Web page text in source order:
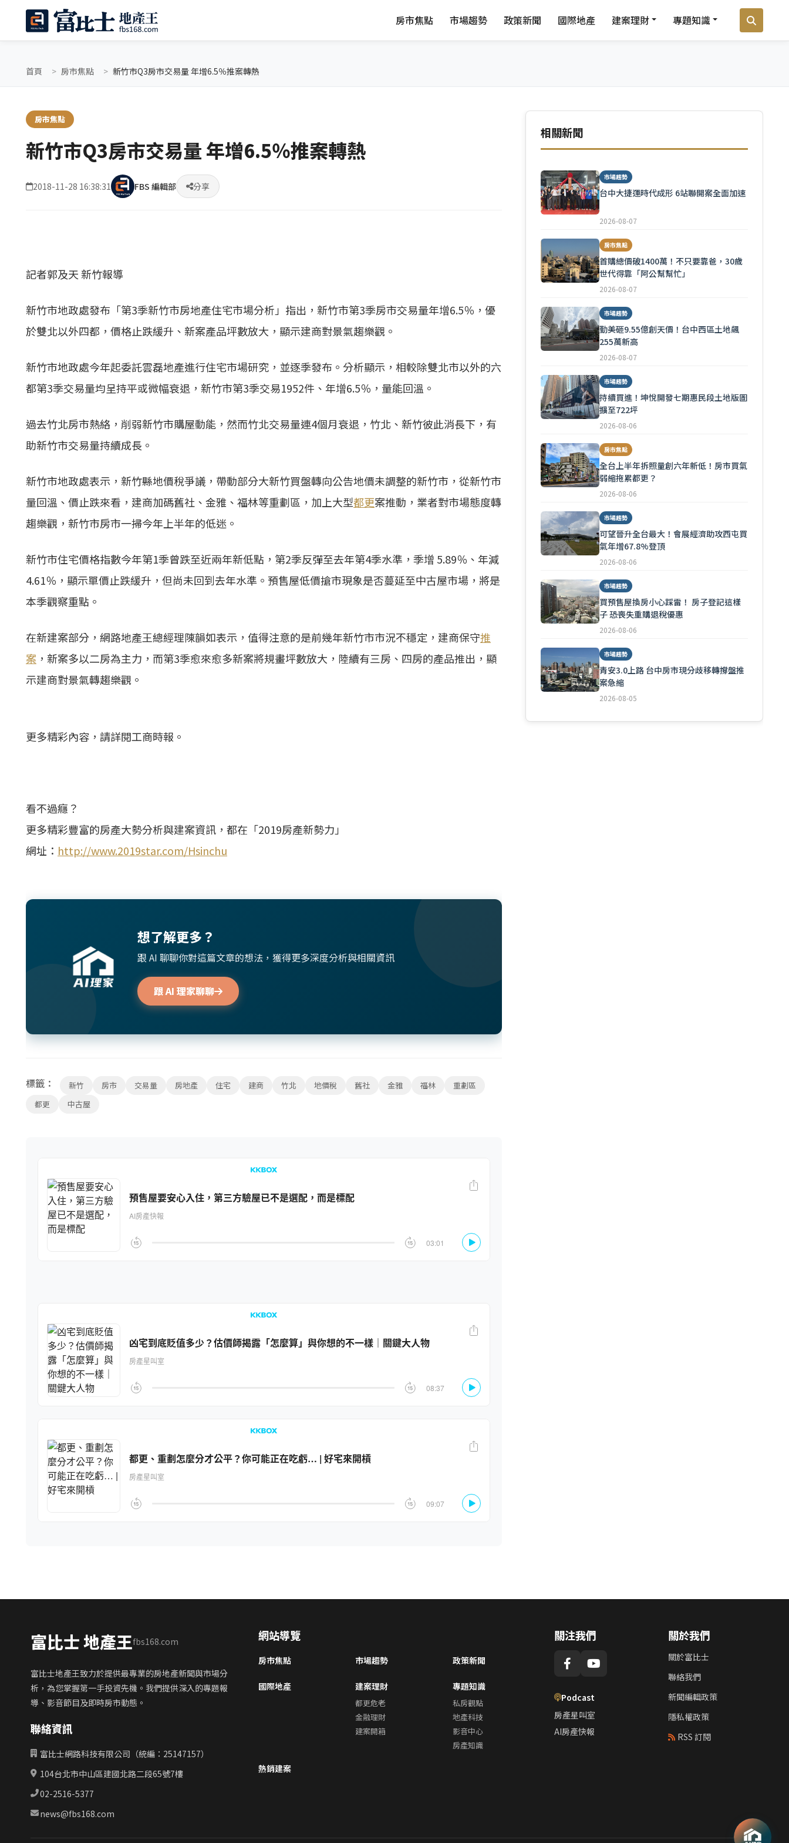
房市焦點 市場趨勢 政策新聞 國際地產 建案理財 專題知識
首頁 房市焦點 新竹市Q3房市交易量 年增6.5％推案轉熱
房市焦點
新竹市Q3房市交易量 年增6.5％推案轉熱
2018-11-28 16:38:31 FBS 編輯部 分享
記者郭及天 新竹報導
新竹市地政處發布「第3季新竹市房地產住宅市場分析」指出，新竹市第3季房市交易量年增6.5％，優
於雙北以外四都，價格止跌緩升、新案產品坪數放大，顯示建商對景氣趨樂觀。
新竹市地政處今年起委託雲磊地產進行住宅市場研究，並逐季發布。分析顯示，相較除雙北市以外的六
都第3季交易量均呈持平或微幅衰退，新竹市第3季交易1952件、年增6.5％，量能回溫。
過去竹北房市熱絡，削弱新竹市購屋動能，然而竹北交易量連4個月衰退，竹北、新竹彼此消長下，有
助新竹市交易量持續成長。
新竹市地政處表示，新竹縣地價稅爭議，帶動部分大新竹買盤轉向公告地價未調整的新竹市，從新竹市
量回溫、價止跌來看，建商加碼舊社、金雅、福林等重劃區，加上大型都更案推動，業者對市場態度轉
趨樂觀，新竹市房市一掃今年上半年的低迷。
新竹市住宅價格指數今年第1季曾跌至近兩年新低點，第2季反彈至去年第4季水準，季增 5.89％、年減
4.61％，顯示單價止跌緩升，但尚未回到去年水準。預售屋低價搶市現象是否蔓延至中古屋市場，將是
本季觀察重點。
在新建案部分，網路地產王總經理陳韻如表示，值得注意的是前幾年新竹市市況不穩定，建商保守推
案 ，新案多以二房為主力，而第3季愈來愈多新案將規畫坪數放大，陸續有三房、四房的產品推出，顯
示建商對景氣轉趨樂觀。
更多精彩內容，請詳閱工商時報。
看不過癮？
更多精彩豐富的房產大勢分析與建案資訊，都在「2019房產新勢力」
網址： http://www.2019star.com/Hsinchu
想了解更多？
跟 AI 聊聊你對這篇文章的想法，獲得更多深度分析與相關資訊
跟 AI 理家聊聊
標籤： 新竹 房市 交易量 房地產 住宅 建商 竹北 地價稅 舊社 金雅 福林
重劃區
都更
中古屋
相關新聞
市場趨勢
台中大捷運時代成形 6站聯開案全面加速
2026-08-07
房市焦點
首購總價破1400萬！不只要靠爸，30歲
世代得靠「阿公幫幫忙」
2026-08-07
市場趨勢
勤美砸9.55億創天價！台中西區土地飆
255萬新高
2026-08-07
市場趨勢
持續買進！坤悅開發七期惠民段土地版圖
擴至722坪
2026-08-06
房市焦點
全台上半年拆照量創六年新低！房市買氣
弱縮拖累都更？
2026-08-06
市場趨勢
可望晉升全台最大！會展經濟助攻西屯買
氣年增67.8%登頂
2026-08-06
市場趨勢
買預售屋換房小心踩雷！ 房子登記這樣
子 恐喪失重購退稅優惠
2026-08-06
市場趨勢
青安3.0上路 台中房市現分歧移轉撐盤推
案急縮
2026-08-05
富比士 地產王fbs168.com
富比士地產王致力於提供最專業的房地產新聞與市場分
析，為您掌握第一手投資先機。我們提供深入的專題報
導、影音節目及即時房市動態。
聯絡資訊
富比士網路科技有限公司（統編：25147157）
104台北市中山區建國北路二段65號7樓
02-2516-5377
news@fbs168.com
網站導覽
房市焦點 市場趨勢 政策新聞
國際地產 建案理財
都更危老
金融理財
建案開箱
專題知識
私房觀點
地產科技
影音中心
房產知識
熱銷建案
關注我們
Podcast
房產星叫室
AI房產快報
關於我們
關於富比士
聯絡我們
新聞編輯政策
隱私權政策
RSS 訂閱